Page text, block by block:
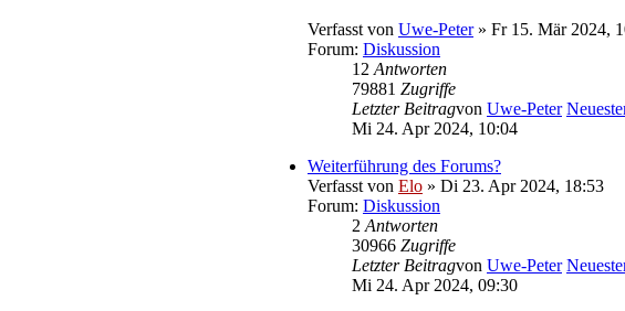
Verfasst von Uwe-Peter» Fr 15. Mär 2024,
Forum: Diskussion
12 Antworten
79881 Zugriffe
Letzter Beitragvon Uwe-Peter
Mi 24. Apr 2024, 10:04
Weiterführung des Forums?
Verfasst von Elo » Di 23. Apr 2024, 18:53
Forum: Diskussion
2 Antworten
30966 Zugriffe
Letzter Beitragvon Uwe-Peter
Mi 24. Apr 2024, 09:30